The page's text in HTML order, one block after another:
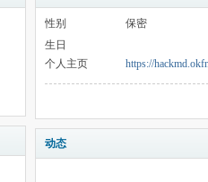
性别
保密
生日
个人主页
https://
动态